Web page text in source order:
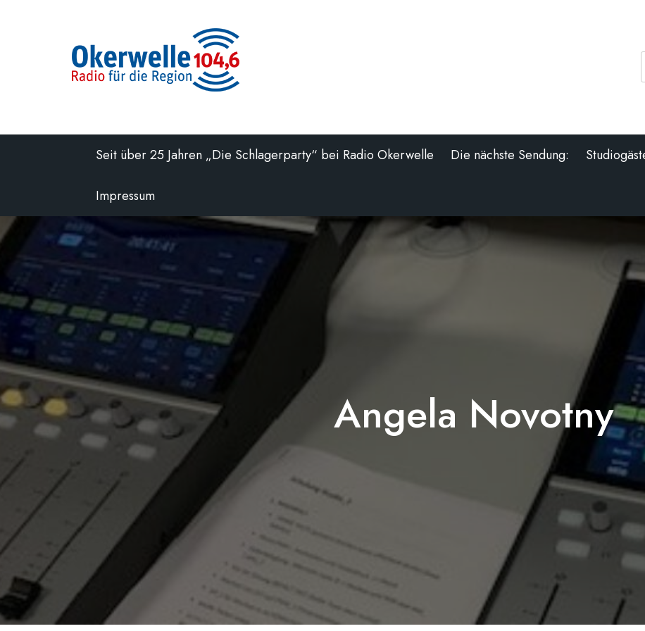
Seit über 25 Jahren „Die Schlagerparty“ bei Radio Okerwelle Die nächste Sendung:
Impressum
Angela Novotny